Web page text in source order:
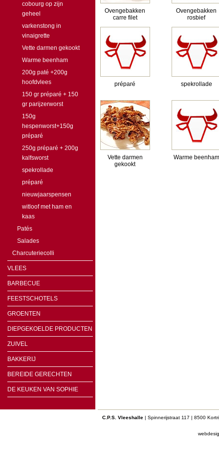
cobourg op zijn
geheel
varkenstong in
vinaigrette
Vette darmen gekookt
Warme beenham
200g paté +200g
hoofdvlees
150 gr préparé + 150
gr parijzerworst
150g
hespenworst+150g
préparé
250g préparé + 200g
kalfsworst
spekrollade
préparé
nieuwjaarspensen
witloof met ham en
kaas
Patés
Salades
Charcuteriecolli
VLEES
BARBECUE
FEESTSCHOTELS
GROENTEN
DIEPGEKOELDE PRODUCTEN
ZUIVEL
BAKKERIJ
BEREIDE GERECHTEN
DE KEUKEN VAN SOPHIE
Ovengebakken
carre filet
Ovengebakken
rosbief
préparé spekrollade
Vette darmen
gekookt
Warme beenham
C.P.S. Vleeshalle | Spinnerijstraat 117 | 8500